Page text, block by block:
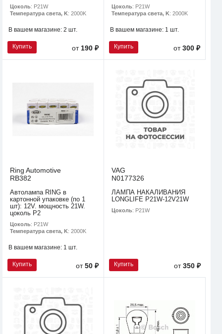
Цоколь: P21W
Температура света, K: 2000K
В вашем магазине: 2 шт.
Купить от 190 ₽
Цоколь: P21W
Температура света, K: 2000K
В вашем магазине: 1 шт.
Купить от300 ₽
Ring Automotive
RB382
Автолампа RING в
картонной упаковке (по 1
шт): 12V. мощность 21W.
цоколь P2
Цоколь: P21W
Температура света, K: 2000K
В вашем магазине: 1 шт.
Купить от50 ₽
VAG
N0177326
ЛАМПА НАКАЛИВАНИЯ
LONGLIFE P21W-12V21W
Цоколь: P21W
Купить от350 ₽